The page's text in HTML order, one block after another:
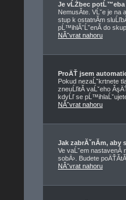
Je vĹŻbec potĹ™eba
NemusĂ­te. VĹˇe je
stup k ostatnĂ­m
pĹ™ihlĂˇĹˇenĂ­ do
NĂˇvrat nahoru
ProÄŤ jsem
Pokud nezaĹˇkrtnete
zneuĹľitĂ­ vaĹˇeho
kdyĹľ se
NĂˇvrat nahoru
Jak zabrĂˇnĂ­m, aby
Ve vaĹˇem nastavenĂ­
sobÄ›. Budete
NĂˇvrat nahoru